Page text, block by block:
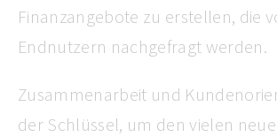
Finanzangebote zu erstellen, die
Endnutzern nachgefragt werden.
Zusammenarbeit und
der Schlüssel, um den vielen